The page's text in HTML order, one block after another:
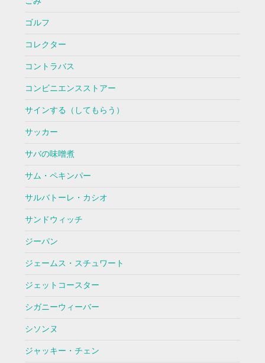
ゴルフ
コレクター
コントラバス
コンビニエンスストアー
サインする（してもらう）
サッカー
サバの味噌煮
サム・ペキンパー
サルバトーレ・カシオ
サンドウィッチ
ジーパン
ジェームス・スチュワート
ジェットコースター
シガニーウィーバー
シソンヌ
ジャッキー・チェン